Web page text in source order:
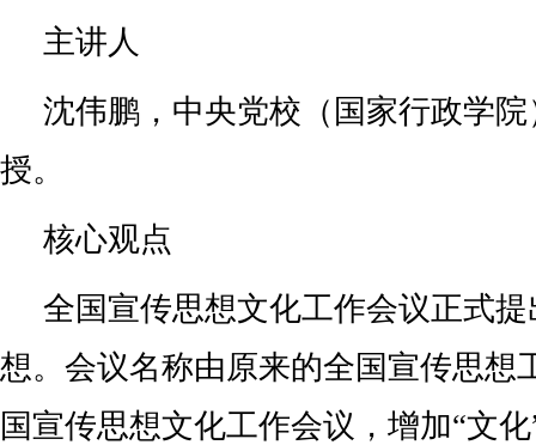
主讲人
沈伟鹏，中央党校（国家行政学
授。
核心观点
全国宣传思想文化工作会议正式
想。会议名称由原来的全国宣传思想
国宣传思想文化工作会议，增加“文